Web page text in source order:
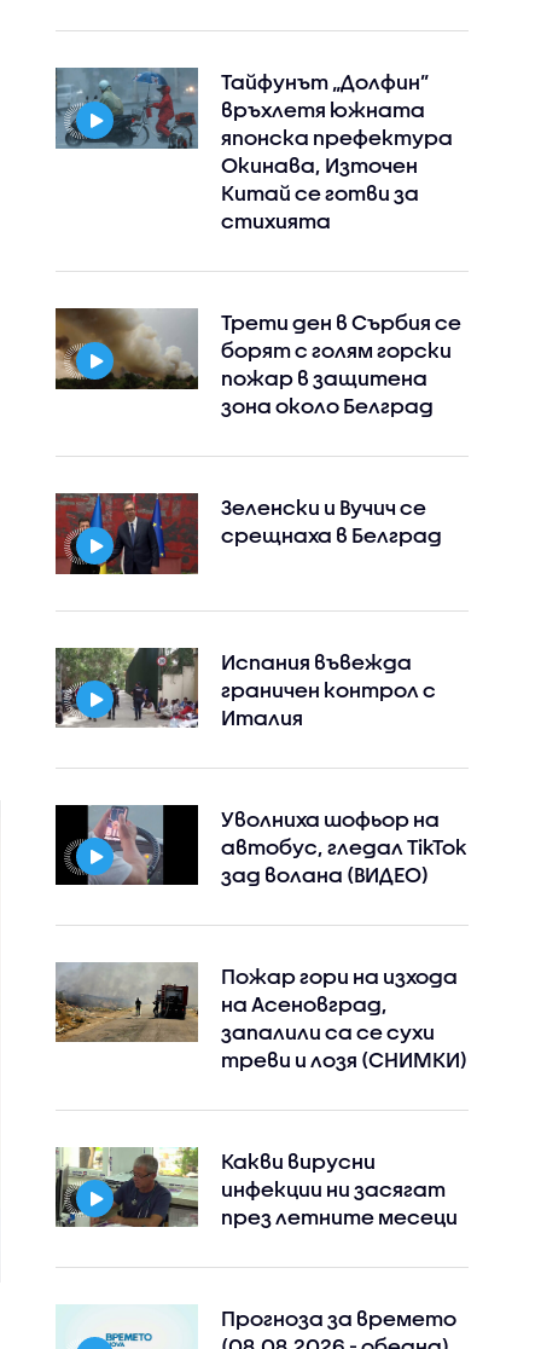
Тайфунът „Долфин”
връхлетя южната
японска префектура
Окинава, Източен
Китай се готви за
стихията
Трети ден в Сърбия се
борят с голям горски
пожар в защитена
зона около Белград
Зеленски и Вучич се
срещнаха в Белград
Испания въвежда
граничен контрол с
Италия
Уволниха шофьор на
автобус, гледал TikTok
зад волана (ВИДЕО)
Пожар гори на изхода
на Асеновград,
запалили са се сухи
треви и лозя (СНИМКИ)
Какви вирусни
инфекции ни засягат
през летните месеци
Прогноза за времето